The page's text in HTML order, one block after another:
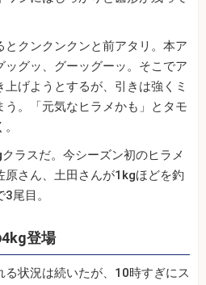
とクンクンクンと前アタリ。本ア
ッグッ、グーッグーッ。そこでア
げようとするが、引きは強くミ
。「元気なヒラメかも」とタモ
ラスだ。今シーズン初のヒラメ
原さん、土田さんが1kgほどを釣
尾目。
登場
る状況は続いたが、10時すぎにス